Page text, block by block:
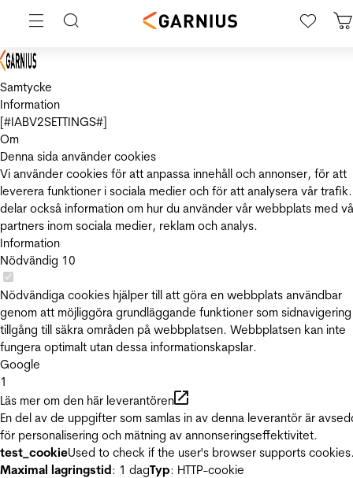
Samtycke
Information
[#IABV2SETTINGS#]
Om
Denna sida använder cookies
Vi använder cookies för att anpassa innehåll och annonser, för att
leverera funktioner i sociala medier och för att analysera vår
delar också information om hur du använder vår webbplats med
partners inom sociala medier, reklam och analys.
Information
Nödvändig 10
Nödvändiga cookies hjälper till att göra en webbplats användbar
genom att möjliggöra grundläggande funktioner som
tillgång till säkra områden på webbplatsen. Webbplatsen kan inte
fungera optimalt utan dessa informationskapslar.
Google
1
Läs mer om den här leverantören
En del av de uppgifter som samlas in av denna leverantör är
för personalisering och mätning av annonseringseffektivitet.
test_cookieUsed to check if the user's browser supports
Maximal lagringstid: 1 dagTyp: HTTP-cookie